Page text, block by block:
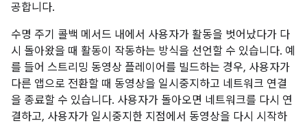
공합니다.
수명 주기 콜백 메서드 내에서 사용자가 활동을 벗어났다가 다
시 돌아왔을 때 활동이 작동하는 방식을 선언할 수 있습니다. 예
를 들어 스트리밍 동영상 플레이어를 빌드하는 경우, 사용자가
다른 앱으로 전환할 때 동영상을 일시중지하고 네트워크 연결
을 종료할 수 있습니다. 사용자가 돌아오면 네트워크를 다시 연
결하고, 사용자가 일시중지한 지점에서 동영상을 다시 시작하